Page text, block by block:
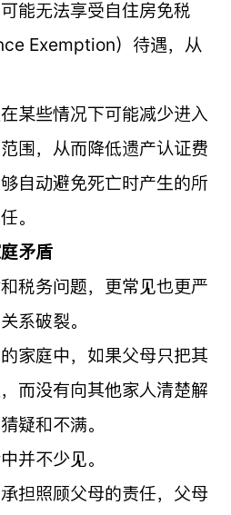
能无法享受自住房免税
Exemption）待遇，从
某些情况下可能减少进入
围，从而降低遗产认证费
自动避免死亡时产生的所
。
矛盾
税务问题，更常见也更严
系破裂。
家庭中，如果父母只把其
而没有向其他家人清楚解
疑和不满。
并不少见。
担照顾父母的责任，父母